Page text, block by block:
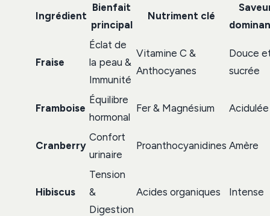
Ingrédient
Bienfait
principal
Nutriment clé
Fraise
Éclat de
la peau &
Immunité
Vitamine C &
Anthocyanes
Douce
sucrée
Framboise
Équilibre
hormonal
Fer & Magnésium Acidulée
Cranberry
Confort
urinaire
Proanthocyanidines Amère
Hibiscus
Tension
&
Digestion
Acides organiques Intense